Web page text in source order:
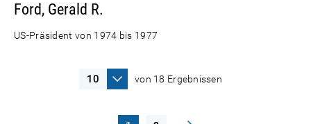
Ford, Gerald R.
US-Präsident von 1974 bis 1977
von 18 Ergebnissen